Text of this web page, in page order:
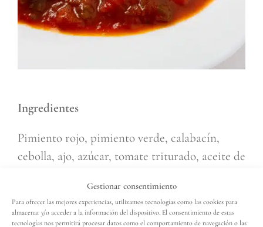
Gestionar consentimiento
Para ofrecer las mejores experiencias, utilizamos tecnologías como las cookies para
almacenar y/o acceder a la información del dispositivo. El consentimiento de estas
tecnologías nos permitirá procesar datos como el comportamiento de navegación o las
Ingredientes
Pimiento rojo, pimiento verde, calabacín,
cebolla, ajo, azúcar, tomate triturado, aceite de
Formato